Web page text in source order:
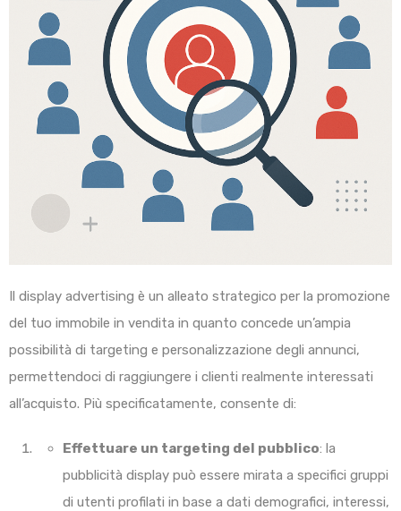
Il display advertising è un alleato strategico per la promozione
del tuo immobile in vendita in quanto concede un’ampia
possibilità di targeting e personalizzazione degli annunci,
permettendoci di raggiungere i clienti realmente interessati
all’acquisto. Più specificatamente, consente di:
Effettuare un targeting del pubblico: la
pubblicità display può essere mirata a specifici gruppi
di utenti profilati in base a dati demografici, interessi,